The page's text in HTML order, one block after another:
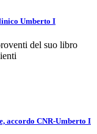
Umberto I
del suo libro
accordo CNR-Umberto I